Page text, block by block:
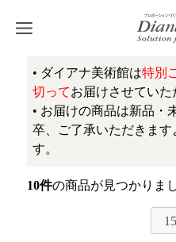
• ダイアナ美術館は特別
切ってお届けさせていた
• お届けの商品は新品・
卒、ご了承いただきます
す。
10件の商品が見つかりま